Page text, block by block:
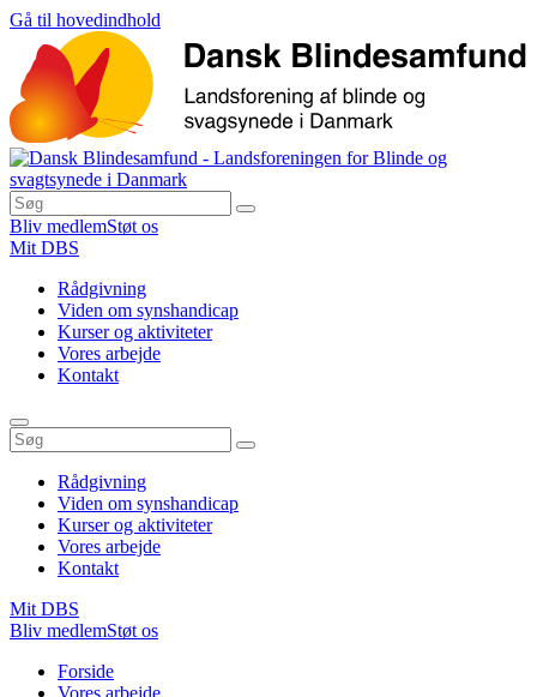
Gå til hovedindhold
Bliv medlemStøt os
Mit DBS
Rådgivning
Viden om synshandicap
Kurser og aktiviteter
Vores arbejde
Kontakt
Rådgivning
Viden om synshandicap
Kurser og aktiviteter
Vores arbejde
Kontakt
Mit DBS
Bliv medlemStøt os
Forside
Vores arbejde